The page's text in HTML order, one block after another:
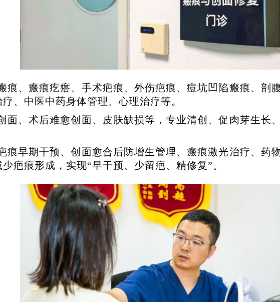
痕、瘢痕疙瘩、手术疤痕、外伤疤痕、痘坑凹陷瘢痕、剖
、中医中药身体管理、心理治疗等。
面、术后难愈创面、皮肤缺损等，专业清创、促肉芽生长
痕早期干预、创面愈合后防增生管理、瘢痕激光治疗、药
疤痕形成，实现“早干预、少留疤、精修复”。